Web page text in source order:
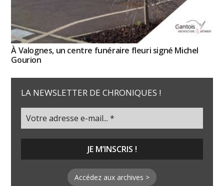
À Valognes, un centre funéraire fleuri signé Michel
Gourion
LA NEWSLETTER DE CHRONIQUES !
Accédez aux archives >